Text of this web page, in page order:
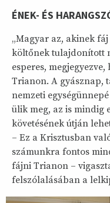
ÉNEK- ÉS
„Magyar az, akinek
költőnek tulajdonított
esperes,
Trianon. A gyásznap,
nemzeti
ülik meg, az is mindig
követésének útján
– Ez a Krisztusban
számunkra fontos
fájni Trianon –
felszólalásában a